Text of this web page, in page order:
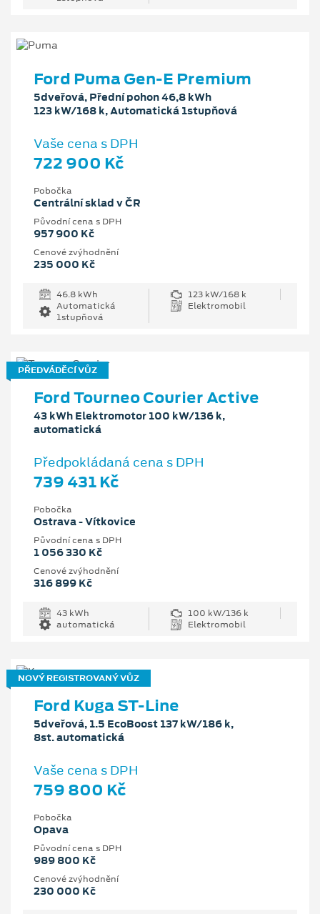
Ford Puma Gen-E Premium
5dveřová, Přední pohon 46,8 kWh
123 kW/168 k, Automatická 1stupňová
Vaše cena s DPH
722 900 Kč
Pobočka
Centrální sklad v ČR
Původní cena s DPH
957 900 Kč
Cenové zvýhodnění
235 000 Kč
46.8 kWh
123 kW/168 k
Automatická
1stupňová
Elektromobil
PŘEDVÁDĚCÍ VŮZ
Ford Tourneo Courier Active
43 kWh Elektromotor 100 kW/136 k,
automatická
Předpokládaná cena s DPH
739 431 Kč
Pobočka
Ostrava - Vítkovice
Původní cena s DPH
1 056 330 Kč
Cenové zvýhodnění
316 899 Kč
43 kWh
100 kW/136 k
automatická
Elektromobil
NOVÝ REGISTROVANÝ VŮZ
Ford Kuga ST-Line
5dveřová, 1.5 EcoBoost 137 kW/186 k,
8st. automatická
Vaše cena s DPH
759 800 Kč
Pobočka
Opava
Původní cena s DPH
989 800 Kč
Cenové zvýhodnění
230 000 Kč